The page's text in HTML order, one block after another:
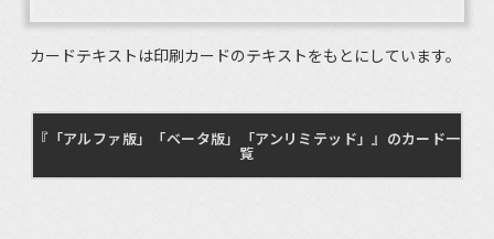
カードテキストは印刷カードのテキストをもとにしています。
『「アルファ版」「ベータ版」「アンリミテッド」』のカード一
覧